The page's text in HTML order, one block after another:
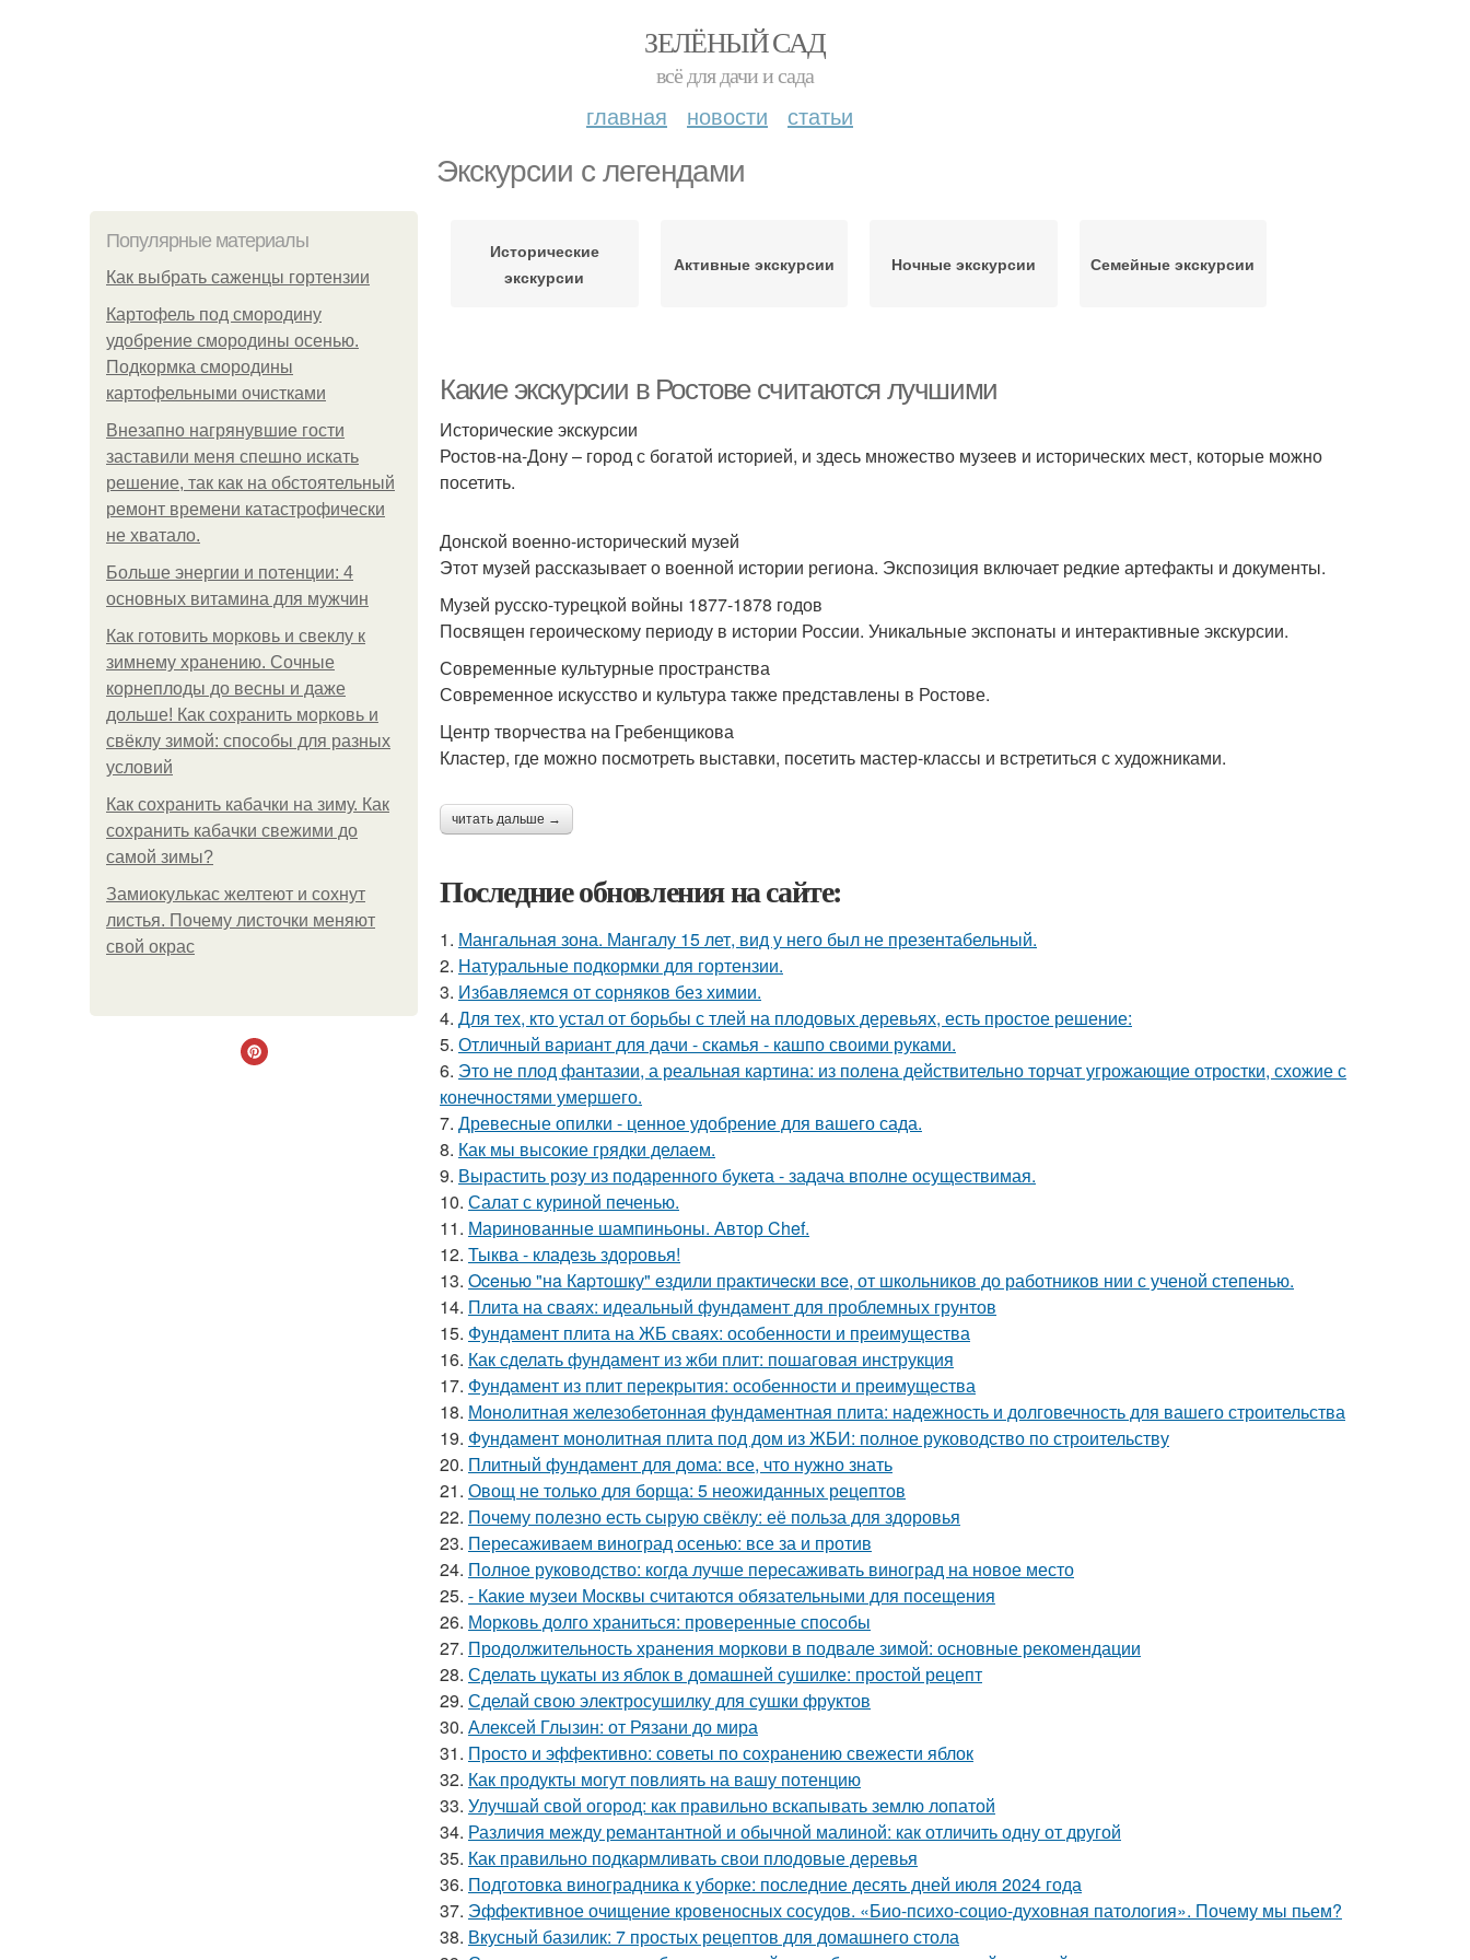
ЗЕЛЁНЫЙ САД
всё для дачи и сада
главная новости статьи
Экскурсии с легендами
Популярные материалы
Как выбрать саженцы гортензии
Картофель под смородину
удобрение смородины осенью.
Подкормка смородины
картофельными очистками
Внезапно нагрянувшие гости
заставили меня спешно искать
решение, так как на обстоятельный
ремонт времени катастрофически
не хватало.
Больше энергии и потенции: 4
основных витамина для мужчин
Как готовить морковь и свеклу к
зимнему хранению. Сочные
корнеплоды до весны и даже
дольше! Как сохранить морковь и
свёклу зимой: способы для разных
условий
Как сохранить кабачки на зиму. Как
сохранить кабачки свежими до
самой зимы?
Замиокулькас желтеют и сохнут
листья. Почему листочки меняют
свой окрас
Исторические
экскурсии
Активные экскурсии Ночные экскурсии Семейные экскурсии
Какие экскурсии в Ростове считаются лучшими
Исторические экскурсии
Ростов-на-Дону – город с богатой историей, и здесь множество музеев и исторических мест, которые можно
посетить.
Донской военно-исторический музей
Этот музей рассказывает о военной истории региона. Экспозиция включает редкие артефакты и документы.
Музей русско-турецкой войны 1877-1878 годов
Посвящен героическому периоду в истории России. Уникальные экспонаты и интерактивные экскурсии.
Современные культурные пространства
Современное искусство и культура также представлены в Ростове.
Центр творчества на Гребенщикова
Кластер, где можно посмотреть выставки, посетить мастер-классы и встретиться с художниками.
читать дальше →
Последние обновления на сайте:
1. Мангальная зона. Мангалу 15 лет, вид у него был не презентабельный.
2. Натуральные подкормки для гортензии.
3. Избавляемся от сорняков без химии.
4. Для тех, кто устал от борьбы с тлей на плодовых деревьях, есть простое решение:
5. Отличный вариант для дачи - скамья - кашпо своими руками.
6. Это не плод фантазии, а реальная картина: из полена действительно торчат угрожающие отростки, схожие с
конечностями умершего.
7. Древесные опилки - ценное удобрение для вашего сада.
8. Как мы высокие грядки делаем.
9. Вырастить розу из подаренного букета - задача вполне осуществимая.
10. Салат с куриной печенью.
11. Маринованные шампиньоны. Автор Chef.
12. Тыква - кладезь здоровья!
13. Oceнью "нa Кapтошку" eздили пpaктичecки вce, от школьников до работников нии с ученой степенью.
14. Плита на сваях: идеальный фундамент для проблемных грунтов
15. Фундамент плита на ЖБ сваях: особенности и преимущества
16. Как сделать фундамент из жби плит: пошаговая инструкция
17. Фундамент из плит перекрытия: особенности и преимущества
18. Монолитная железобетонная фундаментная плита: надежность и долговечность для вашего строительства
19. Фундамент монолитная плита под дом из ЖБИ: полное руководство по строительству
20. Плитный фундамент для дома: все, что нужно знать
21. Овощ не только для борща: 5 неожиданных рецептов
22. Почему полезно есть сырую свёклу: её польза для здоровья
23. Пересаживаем виноград осенью: все за и против
24. Полное руководство: когда лучше пересаживать виноград на новое место
25. - Какие музеи Москвы считаются обязательными для посещения
26. Морковь долго храниться: проверенные способы
27. Продолжительность хранения моркови в подвале зимой: основные рекомендации
28. Сделать цукаты из яблок в домашней сушилке: простой рецепт
29. Сделай свою электросушилку для сушки фруктов
30. Алексей Глызин: от Рязани до мира
31. Просто и эффективно: советы по сохранению свежести яблок
32. Как продукты могут повлиять на вашу потенцию
33. Улучшай свой огород: как правильно вскапывать землю лопатой
34. Различия между ремантантной и обычной малиной: как отличить одну от другой
35. Как правильно подкармливать свои плодовые деревья
36. Подготовка виноградника к уборке: последние десять дней июля 2024 года
37. Эффективное очищение кровеносных сосудов. «Био-психо-социо-духовная патология». Почему мы пьем?
38. Вкусный базилик: 7 простых рецептов для домашнего стола